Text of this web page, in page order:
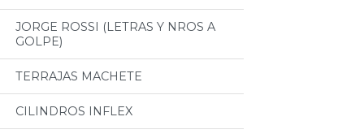
JORGE ROSSI (LETRAS Y NROS A
GOLPE)
TERRAJAS MACHETE
CILINDROS INFLEX